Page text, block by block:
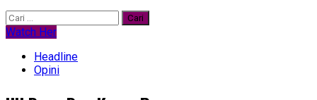
Cari
untuk:
Watch Her
Headline
Opini